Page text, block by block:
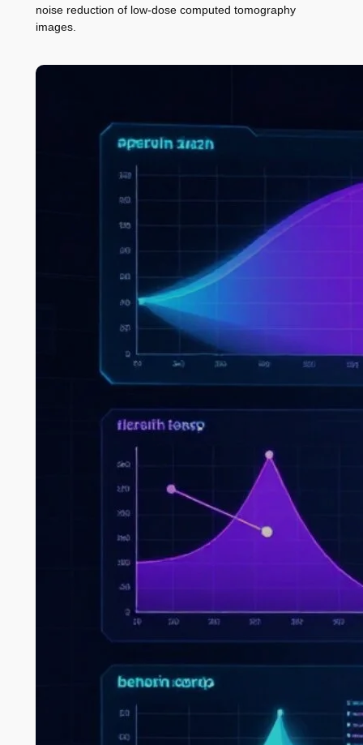
noise reduction of low-dose computed tomography
images.